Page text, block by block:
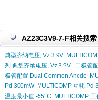
AZ23C3V9-7-F相关搜索
典型齐纳电压, Vz 3.9V
列 典型齐纳电压, Vz 3.9V
二极管
极管配置 Dual Common Anode
Pd 300mW MULTICOMP 功耗 Pd
温度最小值 -55°C
MULTICOMP